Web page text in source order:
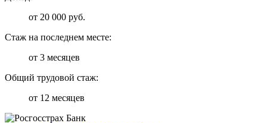
от 20 000 руб.
Стаж на последнем месте:
от 3 месяцев
Общий трудовой стаж:
от 12 месяцев